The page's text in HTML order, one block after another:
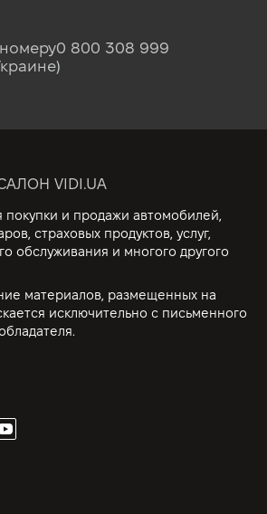
0 800 308 999
VIDI.UA
покупки и продажи автомобилей,
страховых продуктов, услуг,
обслуживания и многого другого
материалов, размещенных на
исключительно с письменного